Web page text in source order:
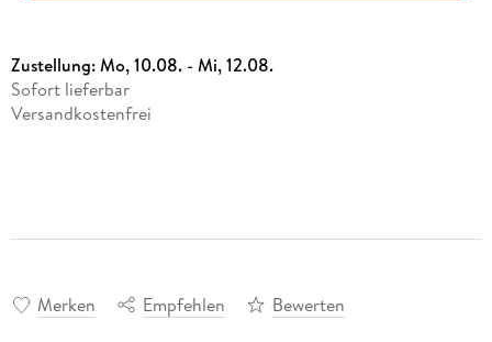
Zustellung:Mo, 10.08. - Mi, 12.08.
Sofort lieferbar
Versandkostenfrei
Merken Empfehlen Bewerten